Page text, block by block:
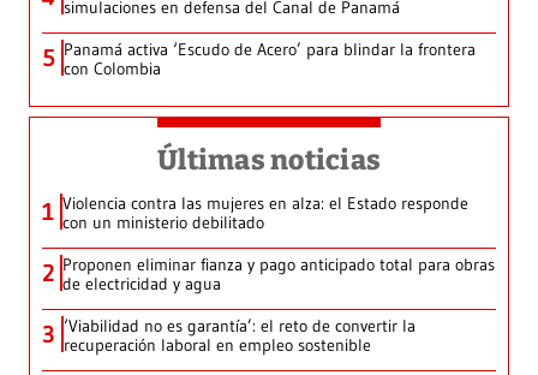
simulaciones en defensa del Canal de Panamá
5 Panamá activa ‘Escudo de Acero’ para blindar la frontera
con Colombia
Últimas noticias
1 Violencia contra las mujeres en alza: el Estado responde
con un ministerio debilitado
2 Proponen eliminar fianza y pago anticipado total para obras
de electricidad y agua
3 ‘Viabilidad no es garantía’: el reto de convertir la
recuperación laboral en empleo sostenible